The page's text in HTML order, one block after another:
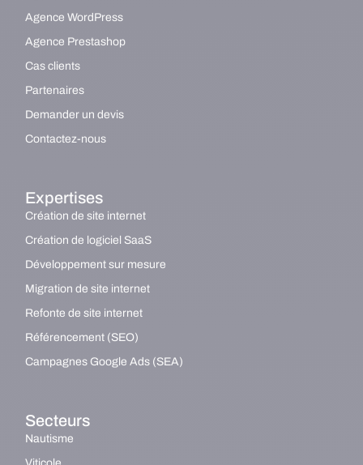
Agence WordPress
Agence Prestashop
Cas clients
Partenaires
Demander un devis
Contactez-nous
Expertises
Création de site internet
Création de logiciel SaaS
Développement sur mesure
Migration de site internet
Refonte de site internet
Référencement (SEO)
Campagnes Google Ads (SEA)
Secteurs
Nautisme